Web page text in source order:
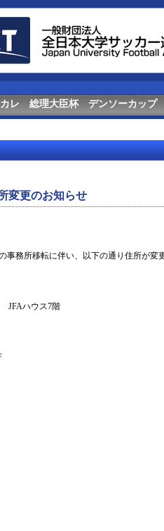
レ 総理大臣杯 デンソーカップ
変更のお知らせ
務所移転に伴い、以下の通り住所が変
JFAハウス7階